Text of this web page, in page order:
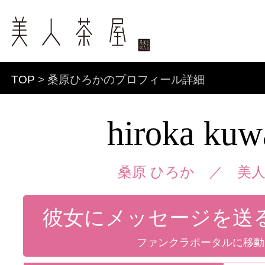
TOP > 桑原ひろかのプロフィール詳細
hiroka
桑原 ひろか ／ 美
彼女にメッセージを送
ファンクラポータルに移